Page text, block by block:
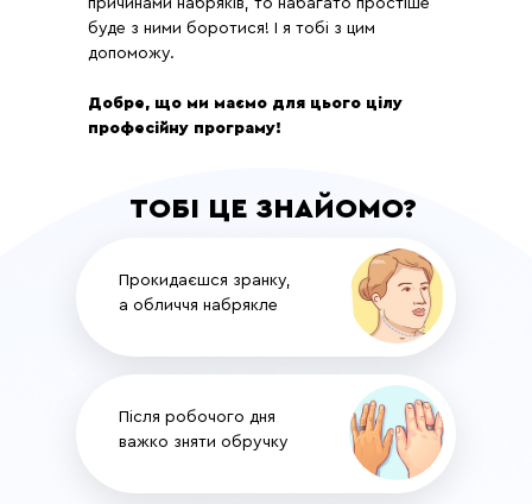
причинами набряків, то набагато простіше
буде з ними боротися! І я тобі з цим
допоможу.
Добре, що ми маємо для цього цілу
професійну програму!
ТОБІ ЦЕ ЗНАЙОМО?
Прокидаєшся зранку,
а обличчя набрякле
Після робочого дня
важко зняти обручку